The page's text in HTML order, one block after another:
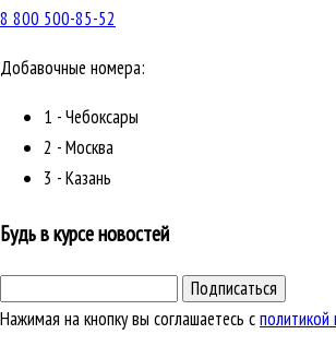
8 800 500-85-52
Добавочные номера:
1 - Чебоксары
2 - Москва
3 - Казань
Будь в курсе новостей
Подписаться
Нажимая на кнопку вы соглашаетесь сполитикой